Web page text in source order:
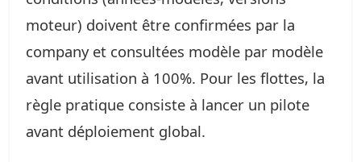
moteur) doivent être confirmées par la
company et consultées modèle par modèle
avant utilisation à 100%. Pour les flottes, la
règle pratique consiste à lancer un pilote
avant déploiement global.